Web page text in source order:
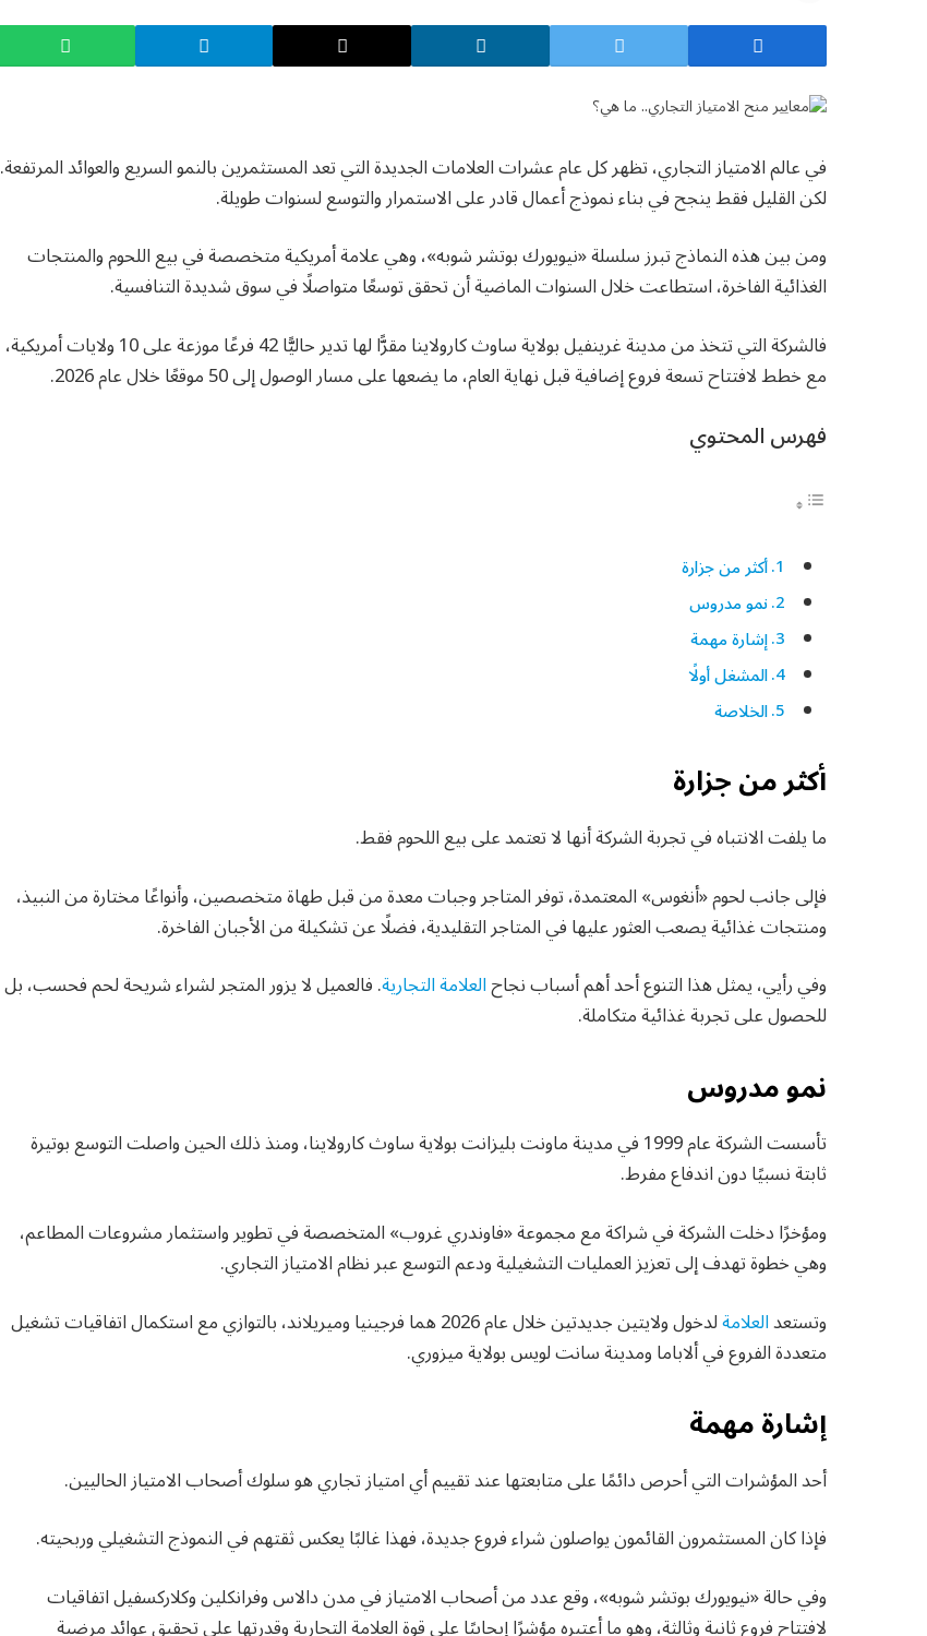
في عالم الامتياز التجاري، تظهر كل عام عشرات العلامات الجديدة التي تعد المستثمرين بالنمو السريع والعوائد المرتفعة.
لكن القليل فقط ينجح في بناء نموذج أعمال قادر على الاستمرار والتوسع لسنوات طويلة.
ومن بين هذه النماذج تبرز سلسلة «نيويورك بوتشر شوبه»، وهي علامة أمريكية متخصصة في بيع اللحوم والمنتجات
الغذائية الفاخرة، استطاعت خلال السنوات الماضية أن تحقق توسعًا متواصلًا في سوق شديدة التنافسية.
فالشركة التي تتخذ من مدينة غرينفيل بولاية ساوث كارولاينا مقرًّا لها تدير حاليًّا 42 فرعًا موزعة على 10 ولايات أمريكية،
مع خطط لافتتاح تسعة فروع إضافية قبل نهاية العام، ما يضعها على مسار الوصول إلى 50 موقعًا خلال عام 2026.
فهرس المحتوي
أكثر من جزارة
نمو مدروس
إشارة مهمة
المشغل أولًا
الخلاصة
أكثر من جزارة
ما يلفت الانتباه في تجربة الشركة أنها لا تعتمد على بيع اللحوم فقط.
فإلى جانب لحوم «أنغوس» المعتمدة، توفر المتاجر وجبات معدة من قبل طهاة متخصصين، وأنواعًا مختارة من النبيذ،
ومنتجات غذائية يصعب العثور عليها في المتاجر التقليدية، فضلًا عن تشكيلة من الأجبان الفاخرة.
وفي رأيي، يمثل هذا التنوع أحد أهم أسباب نجاحالعلامة التجارية. فالعميل لا يزور المتجر لشراء شريحة لحم فحسب، بل
للحصول على تجربة غذائية متكاملة.
نمو مدروس
تأسست الشركة عام 1999 في مدينة ماونت بليزانت بولاية ساوث كارولاينا، ومنذ ذلك الحين واصلت التوسع بوتيرة
ثابتة نسبيًا دون اندفاع مفرط.
ومؤخرًا دخلت الشركة في شراكة مع مجموعة «فاوندري غروب» المتخصصة في تطوير واستثمار مشروعات المطاعم،
وهي خطوة تهدف إلى تعزيز العمليات التشغيلية ودعم التوسع عبر نظام الامتياز التجاري.
وتستعدالعلامة
لدخول ولايتين جديدتين خلال عام 2026 هما فرجينيا وميريلاند، بالتوازي مع استكمال اتفاقيات تشغيل
متعددة الفروع في ألاباما ومدينة سانت لويس بولاية ميزوري.
إشارة مهمة
أحد المؤشرات التي أحرص دائمًا على متابعتها عند تقييم أي امتياز تجاري هو سلوك أصحاب الامتياز الحاليين.
فإذا كان المستثمرون القائمون يواصلون شراء فروع جديدة، فهذا غالبًا يعكس ثقتهم في النموذج التشغيلي وربحيته.
وفي حالة «نيويورك بوتشر شوبه»، وقع عدد من أصحاب الامتياز في مدن دالاس وفرانكلين وكلاركسفيل اتفاقيات
لافتتاح فروع ثانية وثالثة، وهو ما أعتبره مؤشرًا إيجابيًا على قوة العلامة التجارية وقدرتها على تحقيق عوائد مرضية